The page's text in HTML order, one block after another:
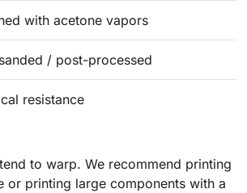
with acetone vapors
/ post-processed
resistance
to warp. We recommend printing
or printing large components with a